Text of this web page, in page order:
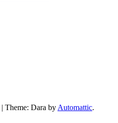
| Theme: Dara by Automattic.